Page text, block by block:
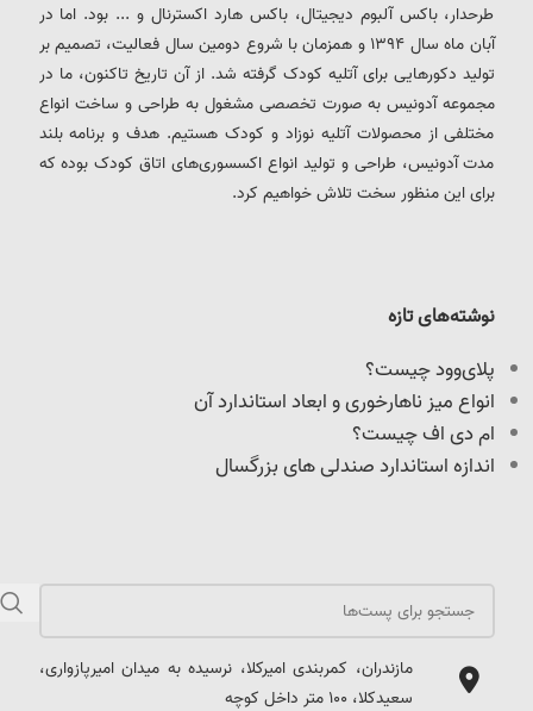
مازندران، کمربندی امیرکلا، نرسیده به میدان امیرپازواری،
سعیدکلا، 100 متر داخل کوچه
نوشته‌های تازه
پلای‌وود چیست؟
انواع میز ناهارخوری و ابعاد استاندارد آن
ام دی اف چیست؟
اندازه استاندارد صندلی های بزرگسال
طرحدار، باکس آلبوم دیجیتال، باکس هارد اکسترنال و ... بود. اما در
آبان ماه سال 1394 و همزمان با شروع دومین سال فعالیت، تصمیم بر
تولید دکورهایی برای آتلیه کودک گرفته شد. از آن تاریخ تاکنون، ما در
مجموعه آدونیس به صورت تخصصی مشغول به طراحی و ساخت انواع
مختلفی از محصولات آتلیه نوزاد و کودک هستیم. هدف و برنامه بلند
مدت آدونیس، طراحی و تولید انواع اکسسوری‌های اتاق کودک بوده که
برای این منظور سخت تلاش خواهیم کرد.